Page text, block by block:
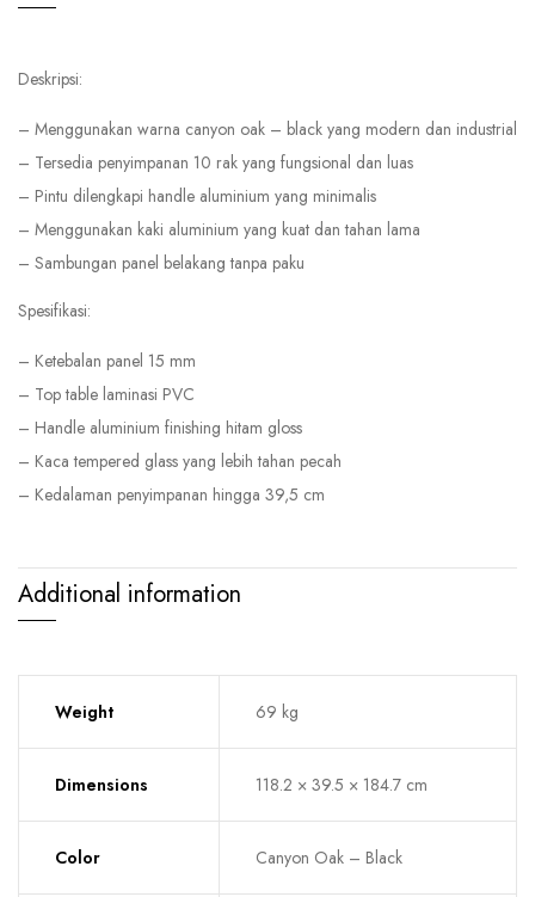
Deskripsi:
– Menggunakan warna canyon oak – black yang modern dan industrial
– Tersedia penyimpanan 10 rak yang fungsional dan luas
– Pintu dilengkapi handle aluminium yang minimalis
– Menggunakan kaki aluminium yang kuat dan tahan lama
– Sambungan panel belakang tanpa paku
Spesifikasi:
– Ketebalan panel 15 mm
– Top table laminasi PVC
– Handle aluminium finishing hitam gloss
– Kaca tempered glass yang lebih tahan pecah
– Kedalaman penyimpanan hingga 39,5 cm
Additional information
Weight 69 kg
Dimensions 118.2 × 39.5 × 184.7 cm
Color Canyon Oak – Black